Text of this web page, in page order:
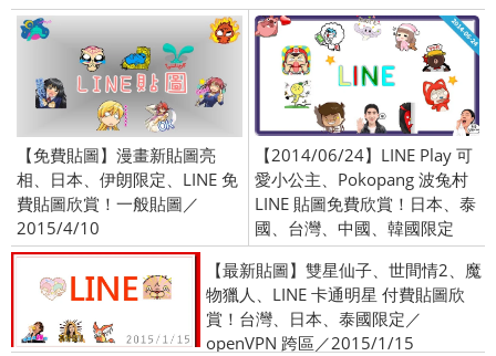
【免費貼圖】漫畫新貼圖亮
相、日本、伊朗限定、LINE 免
費貼圖欣賞！一般貼圖／
2015/4/10
【2014/06/24】LINE Play 可
愛小公主、Pokopang 波兔村
LINE 貼圖免費欣賞！日本、泰
國、台灣、中國、韓國限定
【最新貼圖】雙星仙子、世間情2、魔
物獵人、LINE 卡通明星 付費貼圖欣
賞！台灣、日本、泰國限定／
openVPN 跨區／2015/1/15